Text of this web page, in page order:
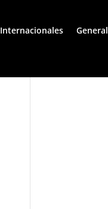
Internacionales General